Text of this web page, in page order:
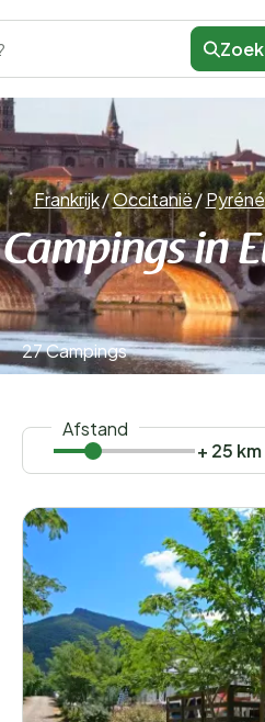
Frankrijk/Occitanië/
Campings in
27 Campings
Afstand
+ 25 km